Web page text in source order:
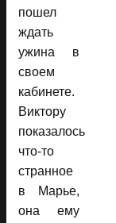
пошел
ждать
ужина в
своем
кабинете.
Виктору
показалось
что-то
странное
в Марье,
она ему